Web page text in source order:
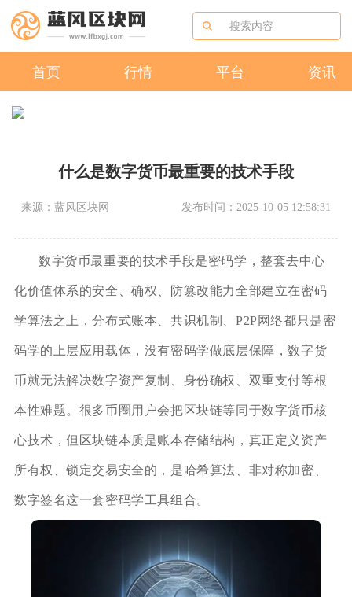
首页 行情 平台 资讯
什么是数字货币最重要的技术手段
来源：蓝风区块网 发布时间：2025-10-05 12:58:31
数字货币最重要的技术手段是密码学，整套去中心
化价值体系的安全、确权、防篡改能力全部建立在密码
学算法之上，分布式账本、共识机制、P2P网络都只是密
码学的上层应用载体，没有密码学做底层保障，数字货
币就无法解决数字资产复制、身份确权、双重支付等根
本性难题。很多币圈用户会把区块链等同于数字货币核
心技术，但区块链本质是账本存储结构，真正定义资产
所有权、锁定交易安全的，是哈希算法、非对称加密、
数字签名这一套密码学工具组合。